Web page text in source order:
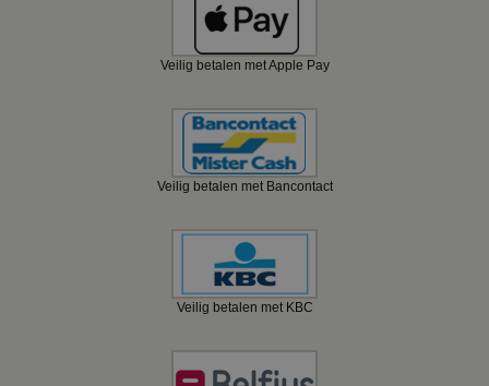
Veilig betalen met Apple Pay
Veilig betalen met Bancontact
Veilig betalen met KBC